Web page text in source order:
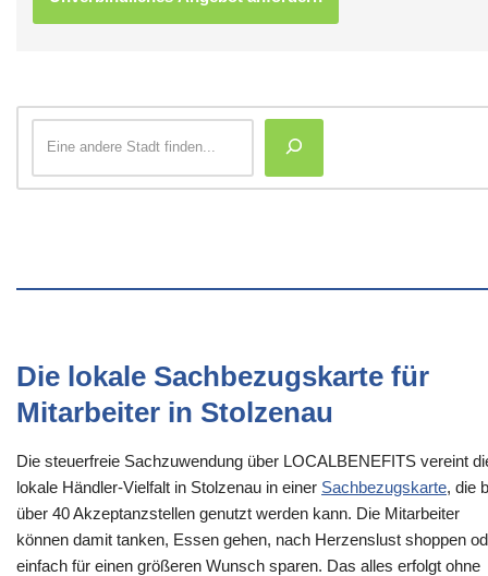
Die lokale Sachbezugskarte für
Mitarbeiter in Stolzenau
Die steuerfreie Sachzuwendung über LOCALBENEFITS vereint
lokale Händler-Vielfalt in Stolzenau in einer Sachbezugskarte, die
über 40 Akzeptanzstellen genutzt werden kann. Die Mitarbeiter
können damit tanken, Essen gehen, nach Herzenslust shoppen
einfach für einen größeren Wunsch sparen. Das alles erfolgt ohne